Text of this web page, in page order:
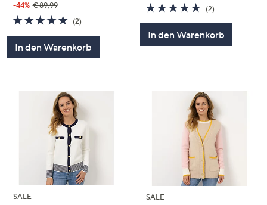
-44% € 89,99
5.0
von
(2)2
In den Warenkorb
5.0
von
(2)2
In den Warenkorb
SALE
SALE